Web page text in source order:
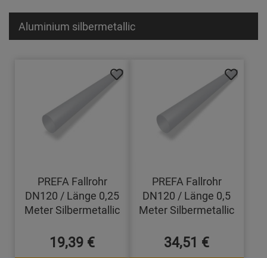
Aluminium silbermetallic
PREFA Fallrohr
DN120 / Länge 0,25
Meter Silbermetallic
19,39 €
PREFA Fallrohr
DN120 / Länge 0,5
Meter Silbermetallic
34,51 €